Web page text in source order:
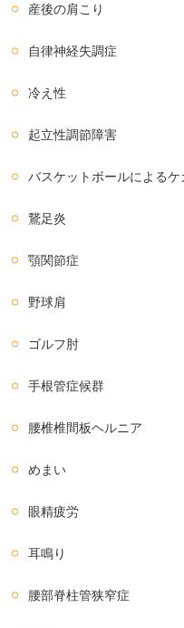
産後の肩こり
自律神経失調症
冷え性
起立性調節障害
バスケットボールによるケ
鵞足炎
顎関節症
野球肩
ゴルフ肘
手根管症候群
腰椎椎間板ヘルニア
めまい
眼精疲労
耳鳴り
腰部脊柱管狭窄症